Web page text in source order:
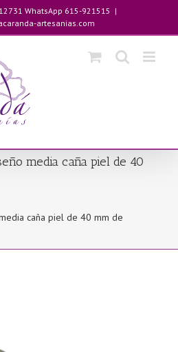
WhatsApp 615-921515 |
artesanias.com
media caña piel de 40
caña piel de 40 mm de